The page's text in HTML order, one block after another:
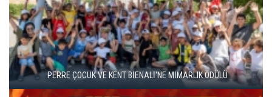
HAYDARPAŞA VE SİRKECİ GARLARI SANATLA YENİDEN
DOĞUYOR